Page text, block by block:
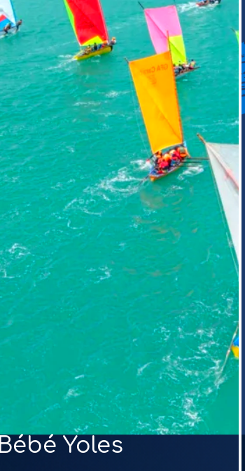
Bébé Yoles